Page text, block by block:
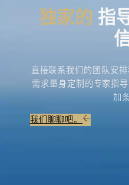
独家的 指
直接联系我们的团队安
需求量身定制的专家指
加
我们聊聊吧。